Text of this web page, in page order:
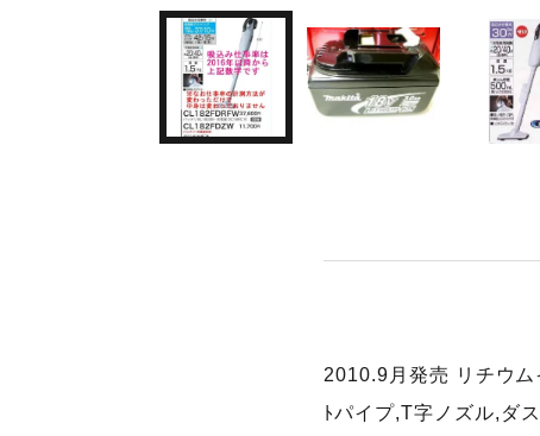
2010.9月発売 リチウ
ﾄパイプ,T字ノズル,ダ